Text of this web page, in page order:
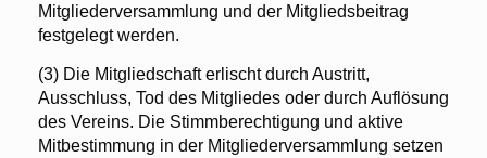
Mitgliederversammlung und der Mitgliedsbeitrag
festgelegt werden.
(3) Die Mitgliedschaft erlischt durch Austritt,
Ausschluss, Tod des Mitgliedes oder durch Auflösung
des Vereins. Die Stimmberechtigung und aktive
Mitbestimmung in der Mitgliederversammlung setzen